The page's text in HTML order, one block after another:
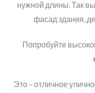
нужной длины. Так
фасад здания,
Попробуйте
Это – отличное